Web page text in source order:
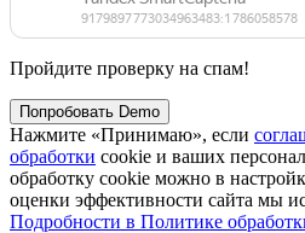
Пройдите проверку на спам!
Попробовать Demo
Нажмите «Принимаю», если
обработки cookie и ваших
обработку cookie можно в
оценки эффективности сайта мы
Подробности в Политике